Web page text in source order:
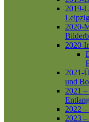
2019-
Leipzig
2020-
2020-
2021-
und
2021
2022
2023